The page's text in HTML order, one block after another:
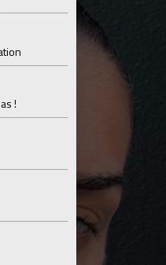
!
pour Lamine Sonko
Mardi 04 Août
Dans les coulisses
Lundi 03 Août
Les Verts sur le
Ploufragan
Lundi 03 Août
Le programme de